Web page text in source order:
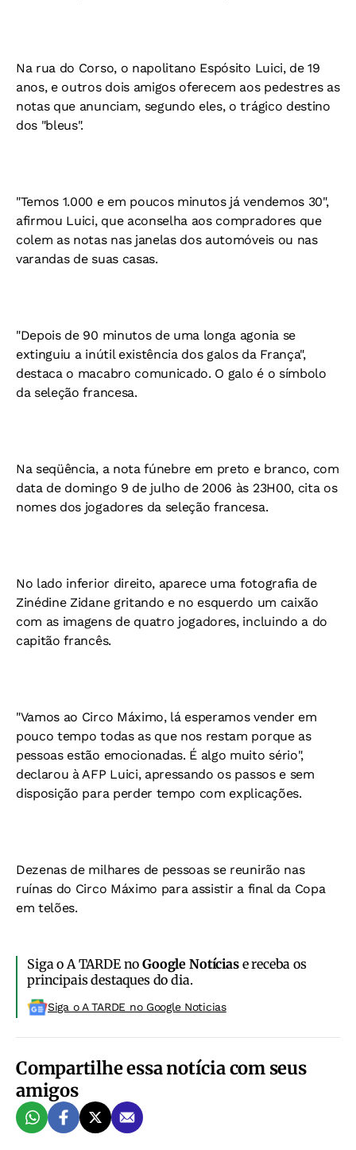
Na rua do Corso, o napolitano Espósito Luici, de 19
anos, e outros dois amigos oferecem aos pedestres as
notas que anunciam, segundo eles, o trágico destino
dos "bleus".
"Temos 1.000 e em poucos minutos já vendemos 30",
afirmou Luici, que aconselha aos compradores que
colem as notas nas janelas dos automóveis ou nas
varandas de suas casas.
"Depois de 90 minutos de uma longa agonia se
extinguiu a inútil existência dos galos da França",
destaca o macabro comunicado. O galo é o símbolo
da seleção francesa.
Na seqüência, a nota fúnebre em preto e branco, com
data de domingo 9 de julho de 2006 às 23H00, cita os
nomes dos jogadores da seleção francesa.
No lado inferior direito, aparece uma fotografia de
Zinédine Zidane gritando e no esquerdo um caixão
com as imagens de quatro jogadores, incluindo a do
capitão francês.
"Vamos ao Circo Máximo, lá esperamos vender em
pouco tempo todas as que nos restam porque as
pessoas estão emocionadas. É algo muito sério",
declarou à AFP Luici, apressando os passos e sem
disposição para perder tempo com explicações.
Dezenas de milhares de pessoas se reunirão nas
ruínas do Circo Máximo para assistir a final da Copa
em telões.
Siga o A TARDE noGoogle Notíciase receba os
principais destaques do dia.
Siga o A TARDE no Google Noticias
Compartilhe essa notícia com seus
amigos